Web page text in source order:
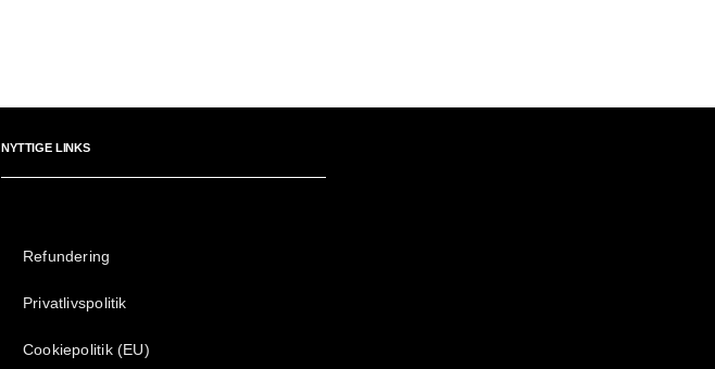
NYTTIGE LINKS
Refundering
Privatlivspolitik
Cookiepolitik (EU)